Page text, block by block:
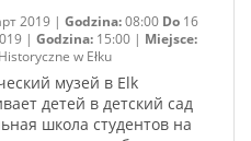
2019 | Godzina:08:00 Do16
| Godzina:15:00 | Miejsce:
w Ełku
музей в Elk
детей в детский сад
школа студентов на